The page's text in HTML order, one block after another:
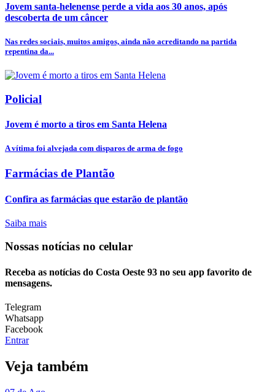
Jovem santa-helenense perde a vida aos 30 anos, após
descoberta de um câncer
Nas redes sociais, muitos amigos, ainda não acreditando na partida
repentina da...
Policial
Jovem é morto a tiros em Santa Helena
A vítima foi alvejada com disparos de arma de fogo
Farmácias de Plantão
Confira as farmácias que estarão de plantão
Saiba mais
Nossas notícias no celular
Receba as notícias do Costa Oeste 93 no seu app favorito de
mensagens.
Telegram
Whatsapp
Facebook
Entrar
Veja também